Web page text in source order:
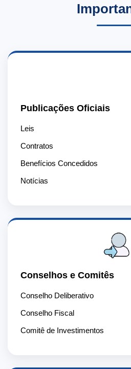
Publicações Oficiais
Leis
Contratos
Benefícios Concedidos
Notícias
Conselhos e Comitês
Conselho Deliberativo
Conselho Fiscal
Comitê de Investimentos